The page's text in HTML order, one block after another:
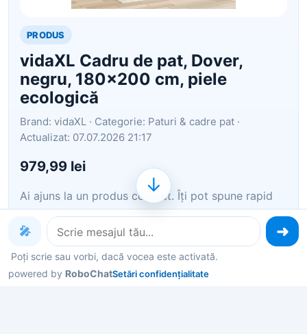
PRODUS
vidaXL Cadru de pat, Dover,
negru, 180x200 cm, piele
ecologică
Brand: vidaXL · Categorie: Paturi & cadre pat ·
Actualizat: 07.07.2026 21:17
979,99 lei
Ai ajuns la un produs concret. Îți pot spune rapid
dacă merită, ce avantaje are și ce alternative
similare găsești mai ușor.
Pe scurt: Obțineți un somn mai odihnitor de
noapte, cu acest cadru de pat cu tăblie! Va fi o
🎤
Poți scrie sau vorbi, dacă vocea este activată.
powered by RoboChatSetări confidențialitate
↓